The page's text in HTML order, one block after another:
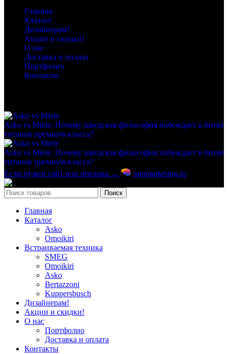
Главная
Каталог
Дизайнерам!
Акции и скидки!
О нас
Доставка и оплата
Портфолио
Контакты
Asko vs Miele: Почему шведская философия побеждает в битве
титанов премиум-класса?
Asko vs Miele: Почему шведская философия побеждает в битве
титанов премиум-класса?
Если нужен сайт или реклама →
iammarketing.ru
Поиск
Главная
Каталог
Asko
Omoikiri
Встраиваемая техника
SMEG
Omoikiri
Asko
Bertazzoni
Kuppersbusch
Дизайнерам!
Акции и скидки!
О нас
Портфолио
Доставка и оплата
Контакты